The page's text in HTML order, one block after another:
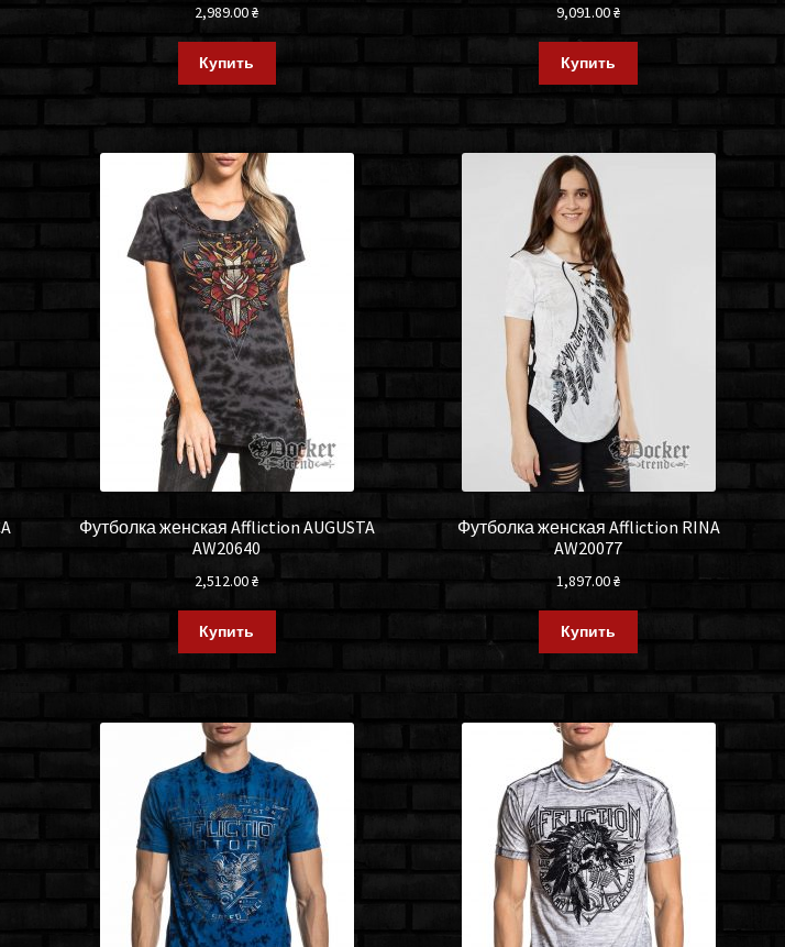
2,989.00₴
Купить
9,091.00₴
Купить
Футболка женская Affliction AUGUSTA
AW20640
2,512.00₴
Купить
Футболка женская Affliction RINA
AW20077
1,897.00₴
Купить